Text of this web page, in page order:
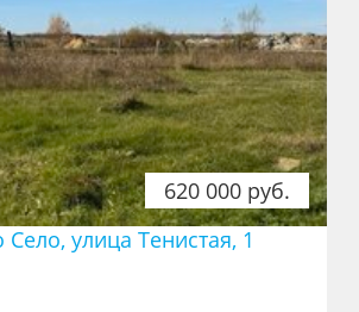
620 000 руб.
улица Тенистая, 1